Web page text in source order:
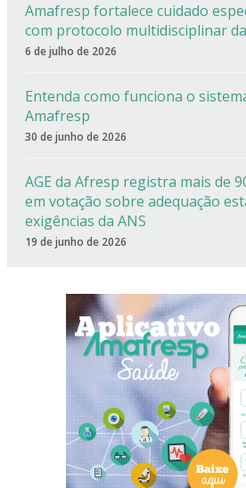
Amafresp fortalece cuidado
com protocolo multidisciplinar da
6 de julho de 2026
Entenda como funciona o
Amafresp
30 de junho de 2026
AGE da Afresp registra mais de
em votação sobre adequação
exigências da ANS
19 de junho de 2026